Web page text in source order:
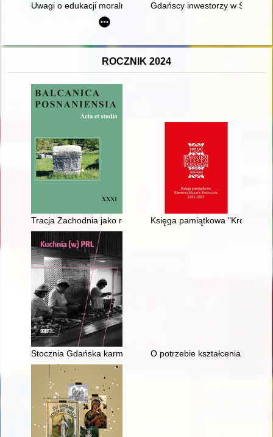
Uwagi o edukacji moralnej synów szlacheckich w XVI-
Gdańscy inwestorzy w
ROCZNIK 2024
Tracja Zachodnia jako region pograniczny w świetle
Księga pamiątkowa "Kroniki
Stocznia Gdańska karmicielka : gdzie, co i jak jedli stoczniowcy
O potrzebie kształcenia